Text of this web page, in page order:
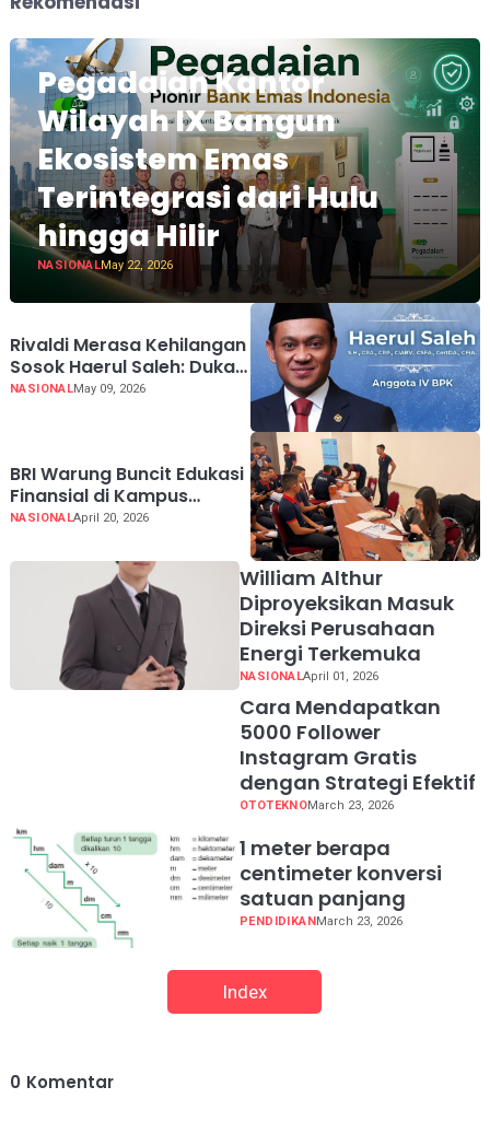
Pegadaian Kantor
Wilayah IX Bangun
Ekosistem Emas
Terintegrasi dari Hulu
hingga Hilir
NASIONALMay 22, 2026
Rivaldi Merasa Kehilangan
Sosok Haerul Saleh: Duka
Mendalam Tanah Air
NASIONALMay 09, 2026
BRI Warung Buncit Edukasi
Finansial di Kampus
Poltekip
NASIONALApril 20, 2026
William Althur
Diproyeksikan Masuk
Direksi Perusahaan
Energi Terkemuka
NASIONALApril 01, 2026
Cara Mendapatkan
5000 Follower
Instagram Gratis
dengan Strategi Efektif
OTOTEKNOMarch 23, 2026
1 meter berapa
centimeter konversi
satuan panjang
PENDIDIKAN March 23, 2026
Index
0 Komentar